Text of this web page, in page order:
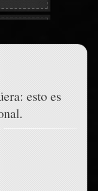
esto es